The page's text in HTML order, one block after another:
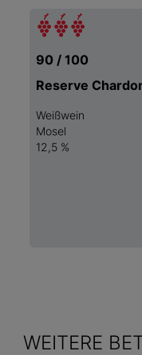
90 / 100
Reserve
Weißwein
Mosel
12,5 %
WEITERE